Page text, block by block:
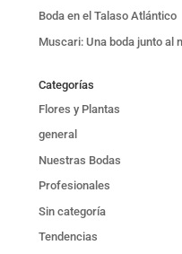
Boda en el Talaso Atlántico
Muscari: Una boda junto al
Categorías
Flores y Plantas
general
Nuestras Bodas
Profesionales
Sin categoría
Tendencias